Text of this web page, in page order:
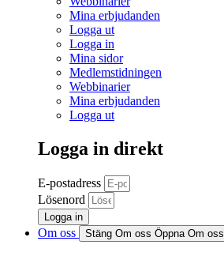
Mina erbjudanden
Logga ut
Logga in
Mina sidor
Medlemstidningen
Webbinarier
Mina erbjudanden
Logga ut
Logga in direkt
E-postadress
Lösenord
Logga in
Om oss Stäng Om oss Öppna Om oss